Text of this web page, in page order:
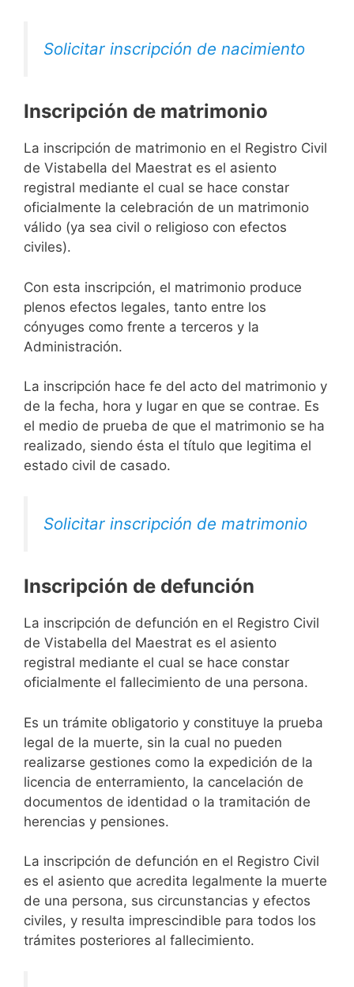
Solicitar inscripción de nacimiento
Inscripción de matrimonio
La inscripción de matrimonio en el Registro Civil
de Vistabella del Maestrat es el asiento
registral mediante el cual se hace constar
oficialmente la celebración de un matrimonio
válido (ya sea civil o religioso con efectos
civiles).
Con esta inscripción, el matrimonio produce
plenos efectos legales, tanto entre los
cónyuges como frente a terceros y la
Administración.
La inscripción hace fe del acto del matrimonio y
de la fecha, hora y lugar en que se contrae. Es
el medio de prueba de que el matrimonio se ha
realizado, siendo ésta el título que legitima el
estado civil de casado.
Solicitar inscripción de matrimonio
Inscripción de defunción
La inscripción de defunción en el Registro Civil
de Vistabella del Maestrat es el asiento
registral mediante el cual se hace constar
oficialmente el fallecimiento de una persona.
Es un trámite obligatorio y constituye la prueba
legal de la muerte, sin la cual no pueden
realizarse gestiones como la expedición de la
licencia de enterramiento, la cancelación de
documentos de identidad o la tramitación de
herencias y pensiones.
La inscripción de defunción en el Registro Civil
es el asiento que acredita legalmente la muerte
de una persona, sus circunstancias y efectos
civiles, y resulta imprescindible para todos los
trámites posteriores al fallecimiento.